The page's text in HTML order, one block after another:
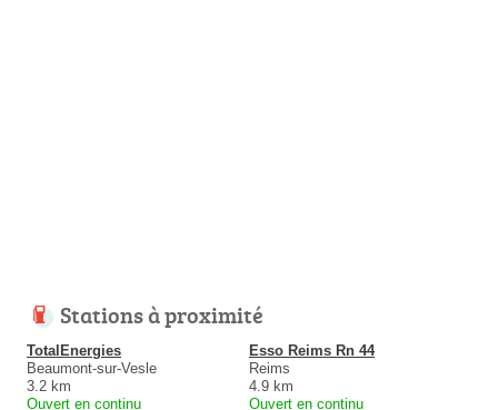
Stations à proximité
TotalEnergies
Beaumont-sur-Vesle
3.2 km
Ouvert en continu
Esso Reims Rn 44
Reims
4.9 km
Ouvert en continu